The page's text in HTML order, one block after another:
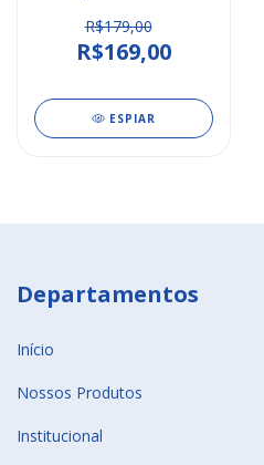
CRITERIA
R$179,00
R$169,00
ESPIAR
Departamentos
Início
Nossos Produtos
Institucional